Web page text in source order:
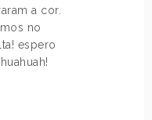
a cor.
no
espero